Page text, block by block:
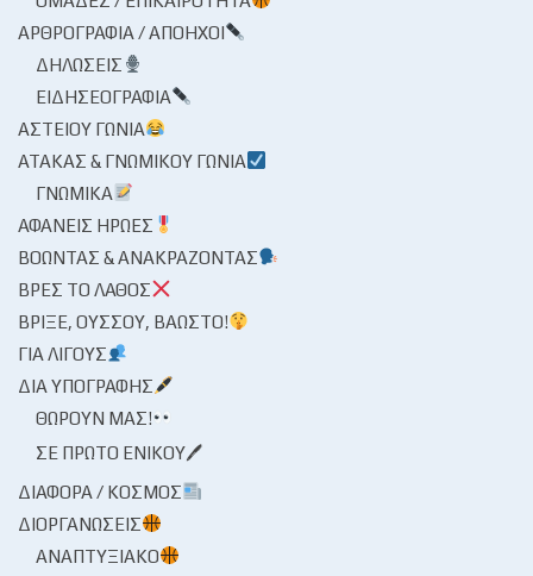
ΑΡΘΡΟΓΡΑΦΊΑ / ΑΠΌΗΧΟΙ
ΔΗΛΏΣΕΙΣ
ΕΙΔΗΣΕΟΓΡΑΦΊΑ
ΑΣΤΕΊΟΥ ΓΩΝΊΑ
ΑΤΆΚΑΣ & ΓΝΩΜΙΚΟΎ ΓΩΝΊΑ
ΓΝΩΜΙΚΆ
ΑΦΑΝΕΊΣ ΉΡΩΕΣ
ΒΟΏΝΤΑΣ & ΑΝΑΚΡΆΖΟΝΤΑΣ
ΒΡΕΣ ΤΟ ΛΆΘΟΣ
ΒΡΊΞΕ, ΟΎΣΣΟΥ, ΒΆΩΣΤΟ!
ΓΙΑ ΛΊΓΟΥΣ
ΔΙΑ ΥΠΟΓΡΑΦΉΣ
ΘΩΡΟΎΝ ΜΑΣ!
ΣΕ ΠΡΏΤΟ ΕΝΙΚΟΎ🖊
ΔΙΆΦΟΡΑ / ΚΌΣΜΟΣ
ΔΙΟΡΓΑΝΏΣΕΙΣ
ΑΝΑΠΤΥΞΙΑΚΌ